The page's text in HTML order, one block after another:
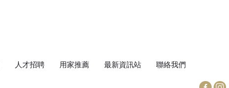
人才招聘 用家推薦 最新資訊站 聯絡我們